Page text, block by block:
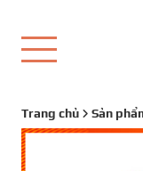
Trang chủ Sản